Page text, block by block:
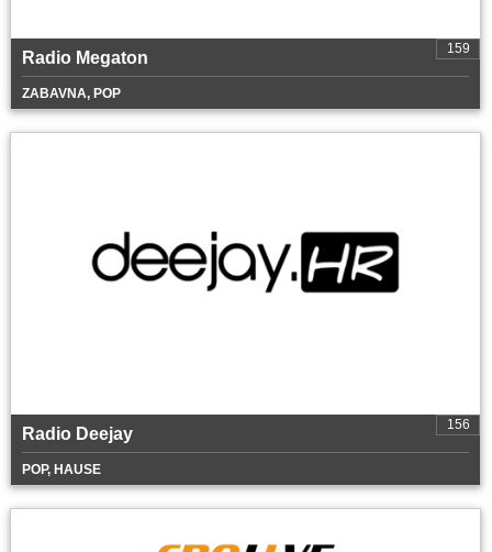
159
Radio Megaton
ZABAVNA, POP
156
Radio Deejay
POP, HAUSE